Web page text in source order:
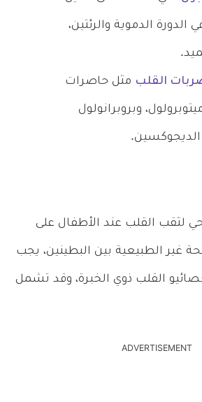
الدورة الدموية والرئتين،
القلب مثل حاصرات
وبروبرانولول
الديجوكسين.
لثقب القلب عند الأطفال على
غير الطبيعية بين البطينين، يجب
القلب ذوي الخبرة، وقد تشمل
ADVERTISEMENT